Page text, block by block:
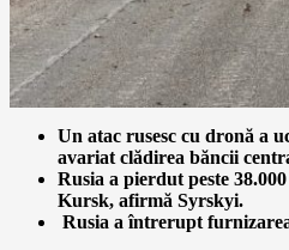
Un atac rusesc cu dronă a
avariat clădirea băncii
Rusia a pierdut peste
Kursk, afirmă Syrskyi.
Rusia a întrerupt